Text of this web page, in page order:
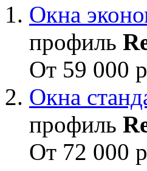
Окна
профиль
От 59 000
Окна
профиль
От 72 000